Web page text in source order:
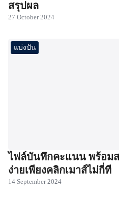
สรุปผล
27 October 2024
แบ่งปัน
ไฟล์บันทึกคะแนน พร้อม
ง่ายเพียงคลิกเมาส์ไม่กี่ที
14 September 2024